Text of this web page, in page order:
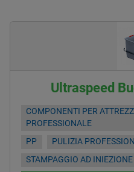
Ultraspeed
COMPONENTI PER
PROFESSIONALE
PP
PULIZIA
STAMPAGGIO AD INIEZIONE